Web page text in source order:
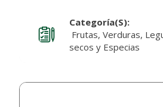
Categoría(s):
Frutas, Verduras,
secos y Especias